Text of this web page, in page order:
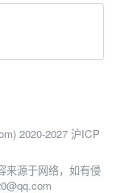
2020-2027 沪ICP
来源于网络，如有侵